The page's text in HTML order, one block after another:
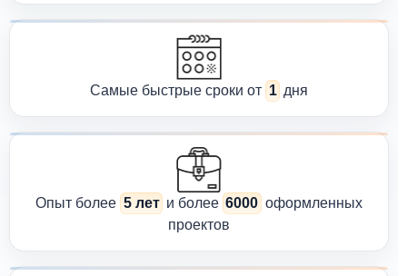
Самые быстрые сроки от 1 дня
Опыт более 5 лет и более 6000 оформленных
проектов